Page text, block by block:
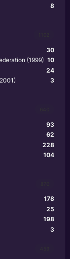
8
30
10
(1999)
24
3
93
62
228
104
178
25
198
3